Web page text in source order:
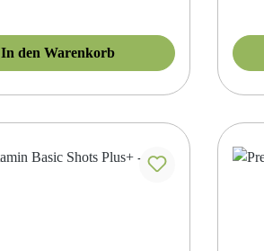
In den Warenkorb